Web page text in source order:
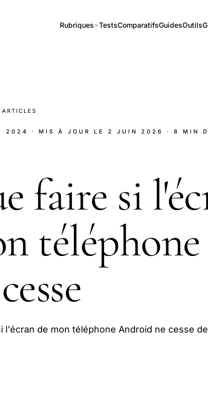
Rubriques TestsComparatifsGuidesOutils
ARTICLES
2024 · MIS À JOUR LE 2 JUIN 2026 · 8 MIN
faire si
l'écran de mon téléphone Android ne cesse